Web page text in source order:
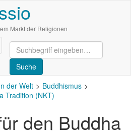
Markt der Religionen
deaktivieren
der Welt
Buddhismus
Tradition (NKT)
den Buddha